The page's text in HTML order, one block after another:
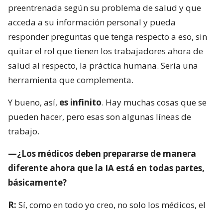
preentrenada según su problema de salud y que
acceda a su información personal y pueda
responder preguntas que tenga respecto a eso, sin
quitar el rol que tienen los trabajadores ahora de
salud al respecto, la práctica humana. Sería una
herramienta que complementa.
Y bueno, así, es infinito. Hay muchas cosas que se
pueden hacer, pero esas son algunas líneas de
trabajo.
—¿Los médicos deben prepararse de manera
diferente ahora que la IA está en todas partes,
básicamente?
R: Sí, como en todo yo creo, no solo los médicos, el